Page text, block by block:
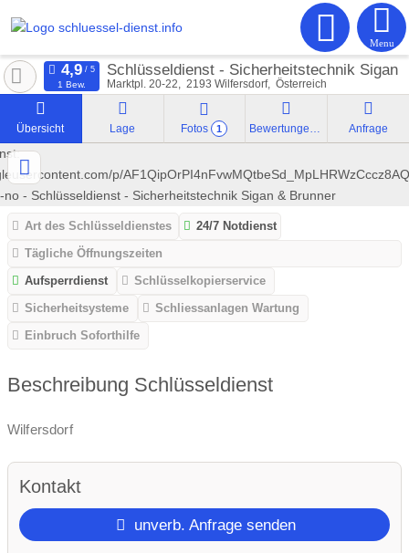
Menu
Schlüsseldienst - Sicherheitstechnik Sigan
Marktpl. 20-22 2193 Wilfersdorf Österreich
1 Bew.
Übersicht Lage Fotos 1 Bewertungen Anfrage
Art des Schlüsseldienstes
24/7 Notdienst
Tägliche Öffnungszeiten
Aufsperrdienst
Schlüsselkopierservice
Sicherheitsysteme
Schliessanlagen Wartung
Einbruch Soforthilfe
Beschreibung Schlüsseldienst
Wilfersdorf
Kontakt
unverb. Anfrage senden